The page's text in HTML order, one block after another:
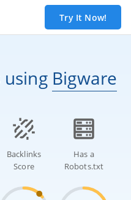
Try It Now!
using Bigware
Backlinks
Score
Has a
Robots.txt